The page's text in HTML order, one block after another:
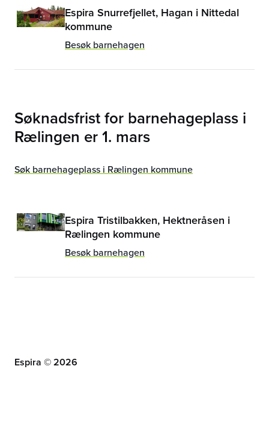
Espira Snurrefjellet, Hagan i Nittedal
kommune
Besøk barnehagen
Søknadsfrist for barnehageplass i
Rælingen er1. mars
Søk barnehageplass i Rælingen kommune
Espira Tristilbakken, Hektneråsen i
Rælingen kommune
Besøk barnehagen
Espira ©2026